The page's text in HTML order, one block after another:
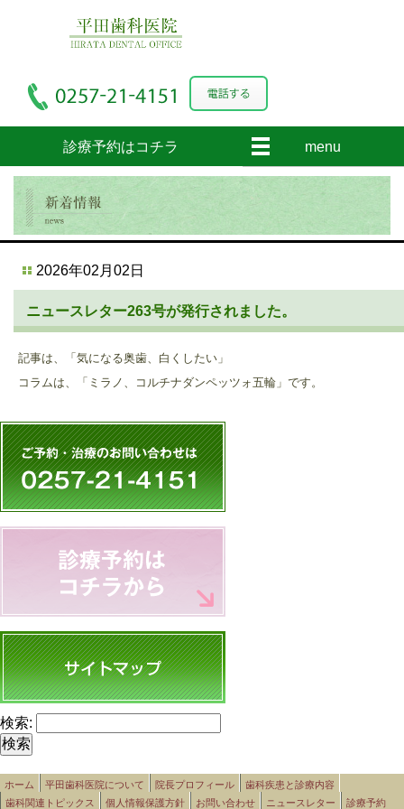
診療予約はコチラ menu
2026年02月02日
ニュースレター263号が発行されました。
記事は、「気になる奥歯、白くしたい」
コラムは、「ミラノ、コルチナダンペッツォ五輪」です。
検索:
ホーム 平田歯科医院について 院長プロフィール
歯科疾患と診療内容
歯科関連トピックス
個人情報保護方針 お問い合わせ ニュースレター 診療予約